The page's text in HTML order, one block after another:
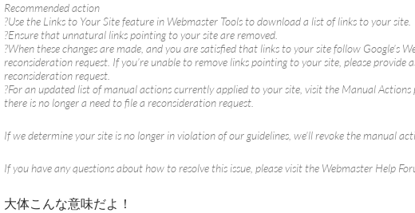
Recommended action
?Use the Links to Your Site feature in Webmaster Tools to download a list of links to your site.
?Ensure that unnatural links pointing to your site are removed.
?When these changes are made, and you are satisfied that links to your site follow Google’s
reconsideration request. If you’re unable to remove links pointing to your site, please provide
reconsideration request.
?For an updated list of manual actions currently applied to your site, visit the Manual
there is no longer a need to file a reconsideration request.
If we determine your site is no longer in violation of our guidelines, we’ll revoke the manual
If you have any questions about how to resolve this issue, please visit the Webmaster Help
大体こんな意味だよ！